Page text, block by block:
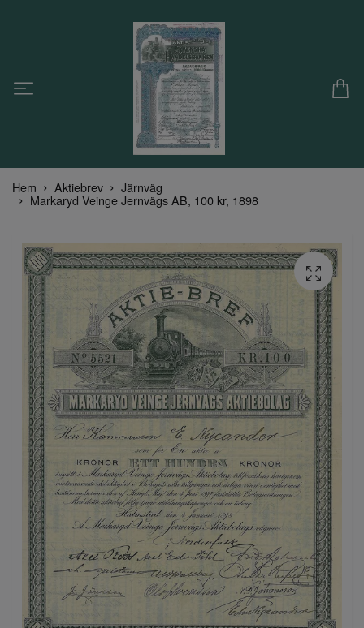
Hem Aktiebrev Järnväg
Markaryd Veinge Jernvägs AB, 100 kr, 1898